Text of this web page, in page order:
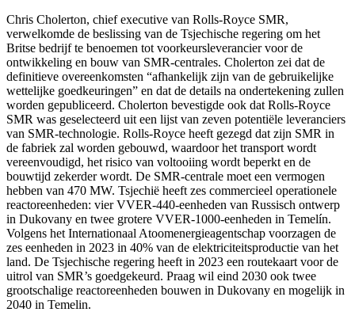
Chris Cholerton, chief executive van Rolls-Royce SMR,
verwelkomde de beslissing van de Tsjechische regering om het
Britse bedrijf te benoemen tot voorkeursleverancier voor de
ontwikkeling en bouw van SMR-centrales. Cholerton zei dat de
definitieve overeenkomsten “afhankelijk zijn van de gebruikelijke
wettelijke goedkeuringen” en dat de details na ondertekening zullen
worden gepubliceerd. Cholerton bevestigde ook dat Rolls-Royce
SMR was geselecteerd uit een lijst van zeven potentiële leveranciers
van SMR-technologie. Rolls-Royce heeft gezegd dat zijn SMR in
de fabriek zal worden gebouwd, waardoor het transport wordt
vereenvoudigd, het risico van voltooiing wordt beperkt en de
bouwtijd zekerder wordt. De SMR-centrale moet een vermogen
hebben van 470 MW. Tsjechië heeft zes commercieel operationele
reactoreenheden: vier VVER-440-eenheden van Russisch ontwerp
in Dukovany en twee grotere VVER-1000-eenheden in Temelín.
Volgens het Internationaal Atoomenergieagentschap voorzagen de
zes eenheden in 2023 in 40% van de elektriciteitsproductie van het
land. De Tsjechische regering heeft in 2023 een routekaart voor de
uitrol van SMR’s goedgekeurd. Praag wil eind 2030 ook twee
grootschalige reactoreenheden bouwen in Dukovany en mogelijk in
2040 in Temelin.